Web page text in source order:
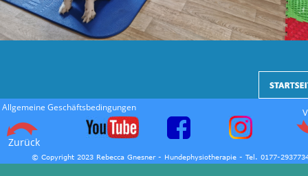
© Copyright 2023 Rebecca Gnesner - Hundephysiotherapie - Tel. 0177-
Zurück
Allgemeine Geschäftsbedingungen